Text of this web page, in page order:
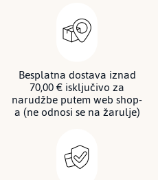
Besplatna dostava iznad
70,00 € isključivo za
narudžbe putem web shop-
a (ne odnosi se na žarulje)